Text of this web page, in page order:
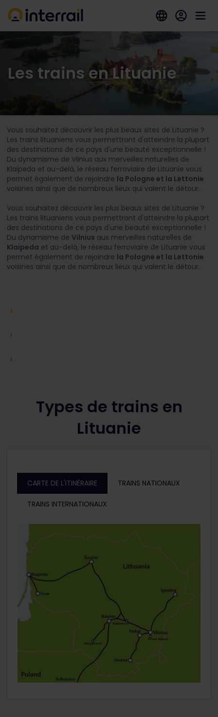
Les trains en Lituanie
Vous souhaitez découvrir les plus beaux sites de Lituanie ?
Les trains lituaniens vous permettront d'atteindre la plupart
des destinations de ce pays d'une beauté exceptionnelle !
Du dynamisme de Vilnius aux merveilles naturelles de
Klaipeda et au-delà, le réseau ferroviaire de Lituanie vous
permet également de rejoindre la Pologne et la Lettonie
voisines ainsi que de nombreux lieux qui valent le détour.
Vous souhaitez découvrir les plus beaux sites de Lituanie ?
Les trains lituaniens vous permettront d'atteindre la plupart
des destinations de ce pays d'une beauté exceptionnelle !
Du dynamisme de Vilnius aux merveilles naturelles de
Klaipeda et au-delà, le réseau ferroviaire de Lituanie vous
permet également de rejoindre la Pologne et la Lettonie
voisines ainsi que de nombreux lieux qui valent le détour.
Types de trains en
Lituanie
CARTE DE L'ITINÉRAIRE TRAINS NATIONAUX
TRAINS INTERNATIONAUX